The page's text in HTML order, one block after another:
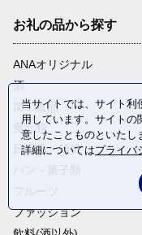
お礼の品から探す
ANAオリジナル
酒
加工食品
魚介類
日用品・雑貨
ファッション
当サイトでは、サイト利
用しています。サイトの
意したことものといたし
詳細についてはプライバ